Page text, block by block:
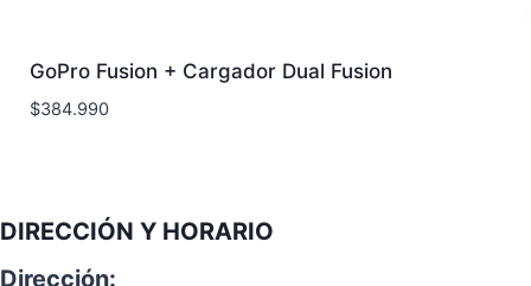
GoPro Fusion + Cargador Dual Fusion
$384.990
DIRECCIÓN Y HORARIO
Dirección: